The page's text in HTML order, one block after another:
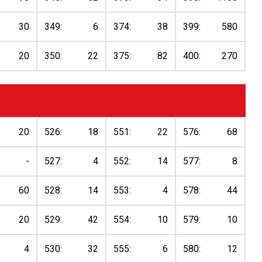
30
20
349: 6
350: 22
374: 38
375: 82
399: 580
400: 270
20
-
60
20
4
526: 18
527: 4
528: 14
529: 42
530: 32
551: 22
552: 14
553: 4
554: 10
555: 6
576: 68
577: 8
578: 44
579: 10
580: 12